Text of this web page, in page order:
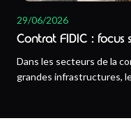
29/06/2026
Contrat FIDIC : focus
Dans les secteurs de la
grandes infrastructures,